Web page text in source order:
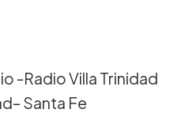
-Radio Villa Trinidad
Santa Fe